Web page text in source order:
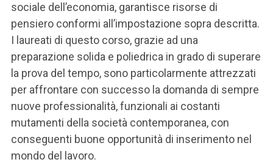
sociale dell’economia, garantisce risorse di
pensiero conformi all’impostazione sopra descritta.
I laureati di questo corso, grazie ad una
preparazione solida e poliedrica in grado di superare
la prova del tempo, sono particolarmente attrezzati
per affrontare con successo la domanda di sempre
nuove professionalità, funzionali ai costanti
mutamenti della società contemporanea, con
conseguenti buone opportunità di inserimento nel
mondo del lavoro.